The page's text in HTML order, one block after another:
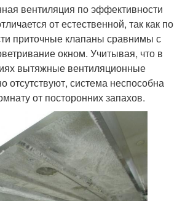
по эффективности
от естественной, так как по
приточные клапаны сравнимы с
окном. Учитывая, что в
вытяжные вентиляционные
отсутствуют, система неспособна
от посторонних запахов.